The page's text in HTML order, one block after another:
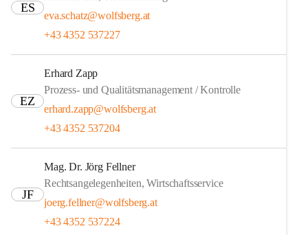
ES
eva.schatz@wolfsberg.at
+43 4352 537227
EZ
Erhard Zapp
Prozess- und Qualitätsmanagement / Kontrolle
erhard.zapp@wolfsberg.at
+43 4352 537204
JF
Mag. Dr. Jörg Fellner
Rechtsangelegenheiten, Wirtschaftsservice
joerg.fellner@wolfsberg.at
+43 4352 537224